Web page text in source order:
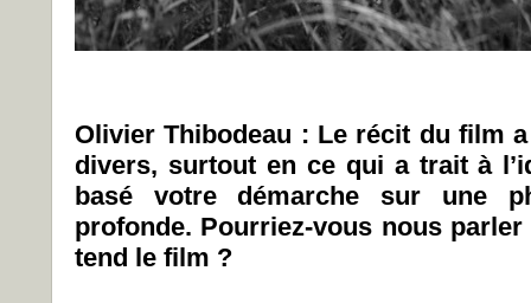
Olivier Thibodeau : Le récit du film
divers, surtout en ce qui a trait à
basé votre démarche sur une
profonde. Pourriez-vous nous
tend le film ?